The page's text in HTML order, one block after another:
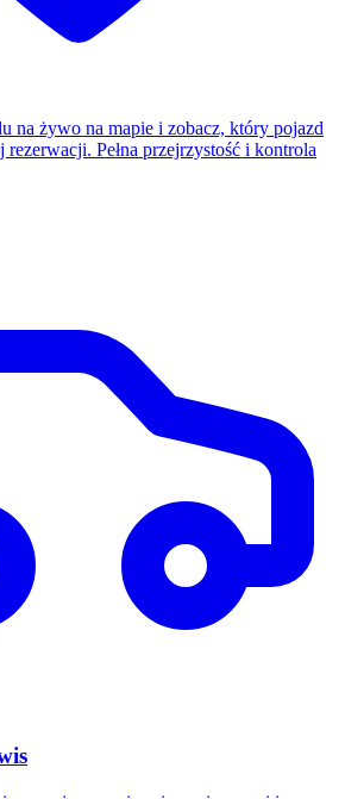
na żywo na mapie i zobacz, który pojazd
Pełna przejrzystość i kontrola